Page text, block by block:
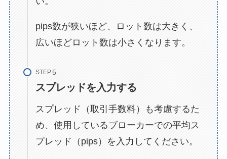
pips数が狭いほど、ロット数は大きく、
広いほどロット数は小さくなります。
STEP
スプレッドを入力する
スプレッド（取引手数料）も考慮するた
め、使用しているブローカーでの平均ス
プレッド（pips）を入力してください。